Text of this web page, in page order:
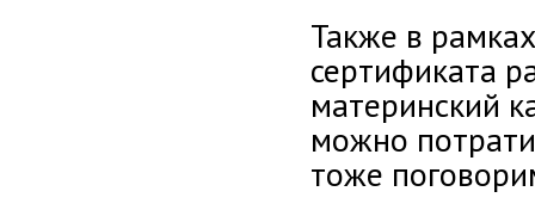
Также в
сертификата
материнский
можно
тоже